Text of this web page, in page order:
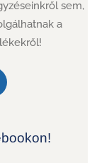
sem,
a